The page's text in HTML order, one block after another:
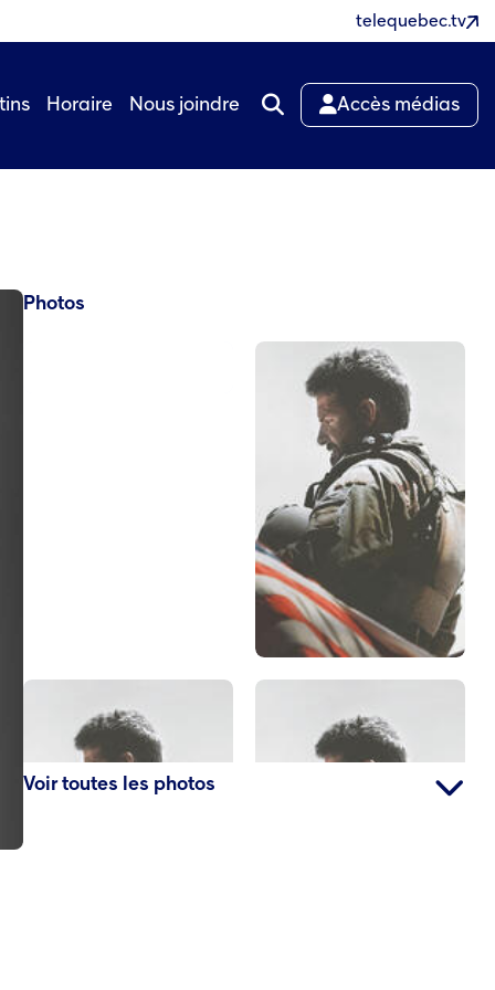
telequebec.tv
Horaire Nous joindre Accès médias
Photos
Voir toutes les photos